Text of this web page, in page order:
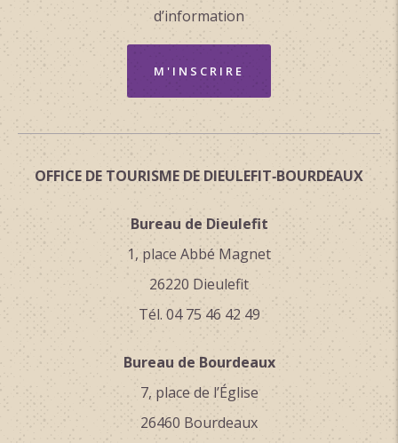
d’information
M'INSCRIRE
OFFICE DE TOURISME DE DIEULEFIT‑BOURDEAUX
Bureau de Dieulefit
1, place Abbé Magnet
26220 Dieulefit
Tél. 04 75 46 42 49
Bureau de Bourdeaux
7, place de l’Église
26460 Bourdeaux